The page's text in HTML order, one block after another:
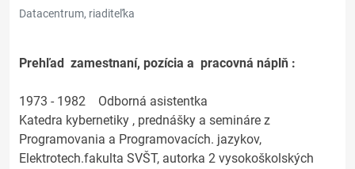
Datacentrum, riaditeľka
Prehľad zamestnaní, pozícia a pracovná náplň :
1973 - 1982 Odborná asistentka
Katedra kybernetiky , prednášky a semináre z
Programovania a Programovacích. jazykov,
Elektrotech.fakulta SVŠT, autorka 2 vysokoškolských